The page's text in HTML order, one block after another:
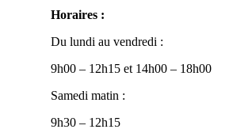
Horaires :
Du lundi au vendredi :
9h00 – 12h15 et 14h00 – 18h00
Samedi matin :
9h30 – 12h15